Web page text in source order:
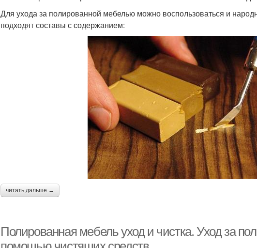
Для ухода за полированной мебелью можно воспользоваться и
подходят составы с содержанием:
читать дальше →
Полированная мебель уход и чистка. Уход за